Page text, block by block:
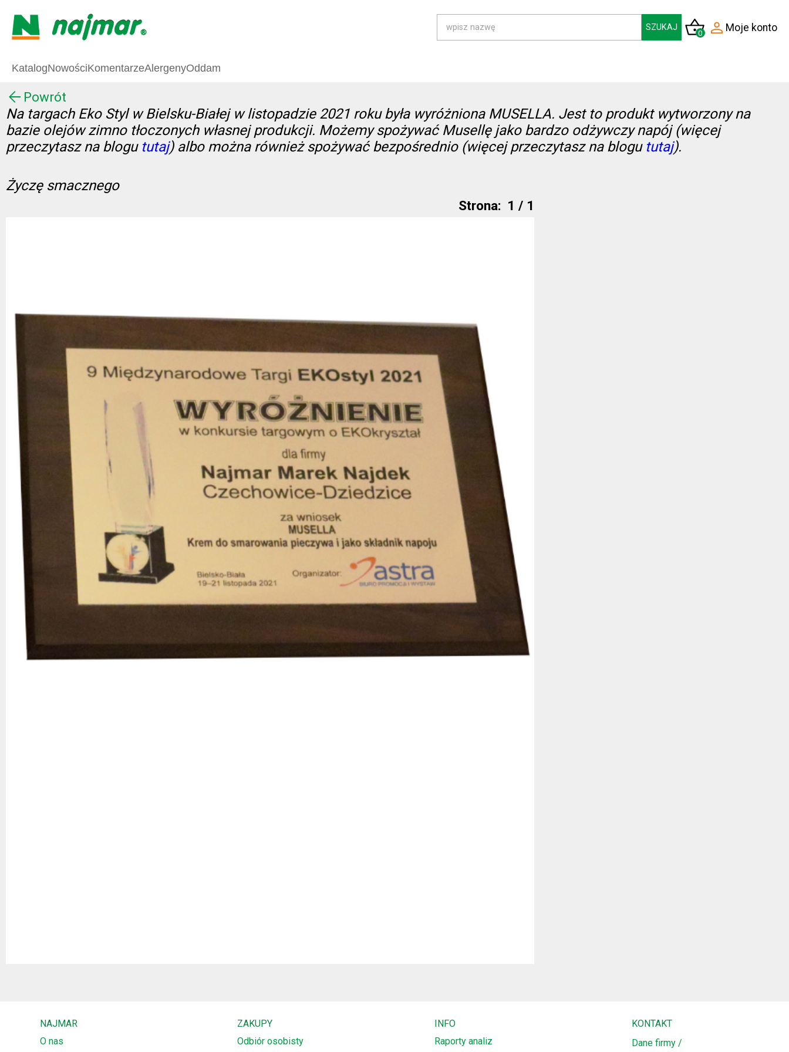
KatalogNowościKomentarzeAlergenyOddam
SZUKAJ
0 Moje konto
Powrót
Na targach Eko Styl w Bielsku-Białej w listopadzie 2021 roku była wyróżniona MUSELLA. Jest to produkt wytworzony na
bazie olejów zimno tłoczonych własnej produkcji. Możemy spożywać Musellę jako bardzo odżywczy napój (więcej
przeczytasz na blogu tutaj) albo można również spożywać bezpośrednio (więcej przeczytasz na blogu tutaj).
Życzę smacznego
Strona: 1 / 1
NAJMAR
O nas
ZAKUPY
Odbiór osobisty
INFO
Raporty analiz
KONTAKT
Dane firmy /